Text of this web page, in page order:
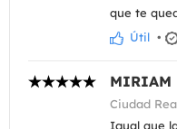
que te
Útil •
MIRIAM
Ciudad
Igual que